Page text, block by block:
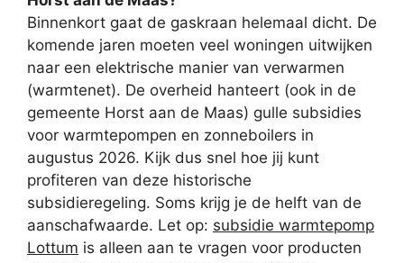
Binnenkort gaat de gaskraan helemaal dicht. De
komende jaren moeten veel woningen uitwijken
naar een elektrische manier van verwarmen
(warmtenet). De overheid hanteert (ook in de
gemeente Horst aan de Maas) gulle subsidies
voor warmtepompen en zonneboilers in
augustus 2026. Kijk dus snel hoe jij kunt
profiteren van deze historische
subsidieregeling. Soms krijg je de helft van de
aanschafwaarde. Let op: subsidie warmtepomp
Lottum is alleen aan te vragen voor producten